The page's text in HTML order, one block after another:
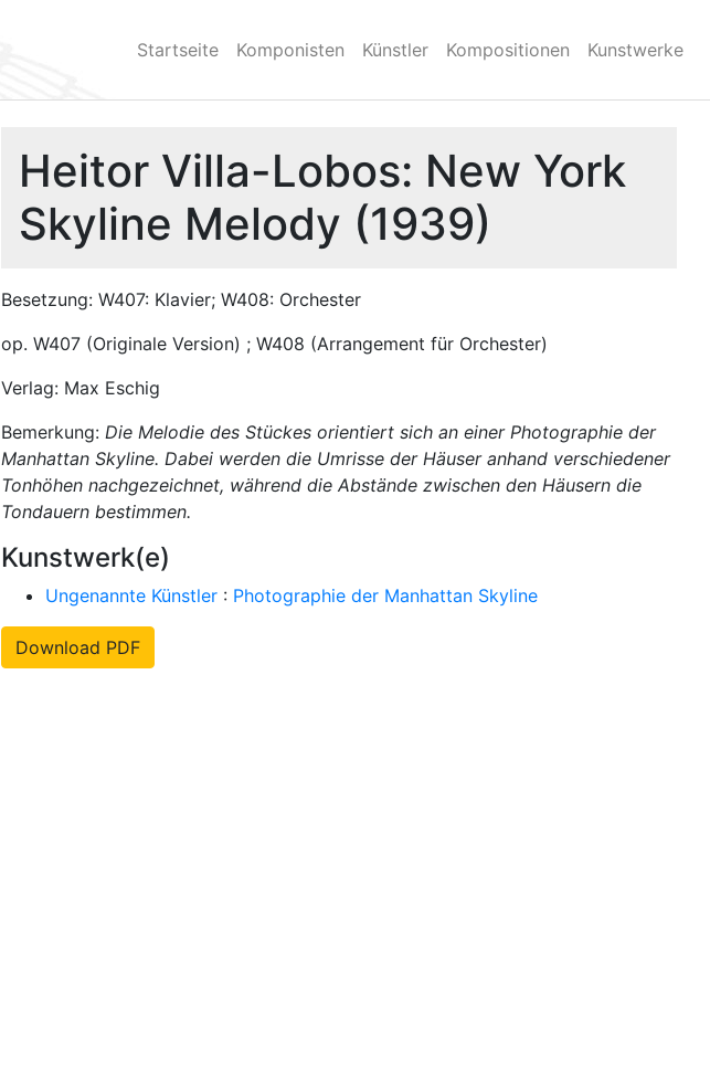
Startseite Komponisten Künstler Kompositionen Kunstwerke
Heitor Villa-Lobos: New York
Skyline Melody (1939)
Besetzung: W407: Klavier; W408: Orchester
op. W407 (Originale Version) ; W408 (Arrangement für Orchester)
Verlag: Max Eschig
Bemerkung: Die Melodie des Stückes orientiert sich an einer Photographie der
Manhattan Skyline. Dabei werden die Umrisse der Häuser anhand verschiedener
Tonhöhen nachgezeichnet, während die Abstände zwischen den Häusern die
Tondauern bestimmen.
Kunstwerk(e)
Ungenannte Künstler : Photographie der Manhattan Skyline
Download PDF